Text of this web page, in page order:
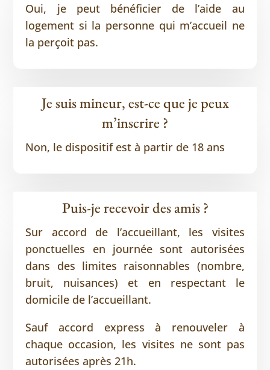
Oui, je peut bénéficier de l’aide au
logement si la personne qui m’accueil ne
la perçoit pas.
Je suis mineur, est-ce que je peux
m’inscrire ?
Non, le dispositif est à partir de 18 ans
Puis-je recevoir des amis ?
Sur accord de l’accueillant, les visites
ponctuelles en journée sont autorisées
dans des limites raisonnables (nombre,
bruit, nuisances) et en respectant le
domicile de l’accueillant.
Sauf accord express à renouveler à
chaque occasion, les visites ne sont pas
autorisées après 21h.